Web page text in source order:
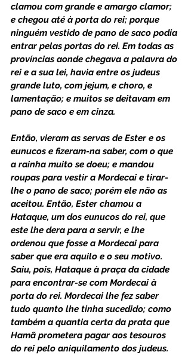
clamou com grande e amargo clamor;
e chegou até à porta do rei; porque
ninguém vestido de pano de saco podia
entrar pelas portas do rei. Em todas as
províncias aonde chegava a palavra do
rei e a sua lei, havia entre os judeus
grande luto, com jejum, e choro, e
lamentação; e muitos se deitavam em
pano de saco e em cinza.
Então, vieram as servas de Ester e os
eunucos e fizeram-na saber, com o que
a rainha muito se doeu; e mandou
roupas para vestir a Mordecai e tirar-
lhe o pano de saco; porém ele não as
aceitou. Então, Ester chamou a
Hataque, um dos eunucos do rei, que
este lhe dera para a servir, e lhe
ordenou que fosse a Mordecai para
saber que era aquilo e o seu motivo.
Saiu, pois, Hataque à praça da cidade
para encontrar-se com Mordecai à
porta do rei. Mordecai lhe fez saber
tudo quanto lhe tinha sucedido; como
também a quantia certa da prata que
Hamã prometera pagar aos tesouros
do rei pelo aniquilamento dos judeus.